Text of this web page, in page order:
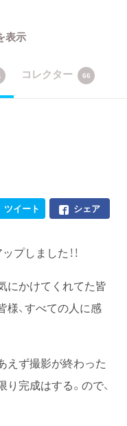
表示
コレクター 66
シェア
ツイート
プしました！！
にかけてくれてた皆
様、すべての人に感
えず撮影が終わった
完成はする。ので、